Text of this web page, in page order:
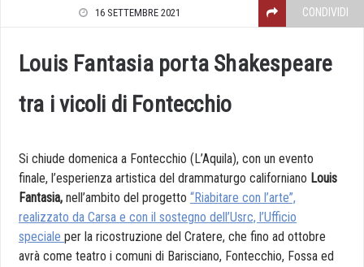
16 SETTEMBRE 2021 CONDIVIDI
Louis Fantasia porta Shakespeare
tra i vicoli di Fontecchio
Si chiude domenica a Fontecchio (L’Aquila), con un evento
finale, l’esperienza artistica del drammaturgo californiano Louis
Fantasia, nell’ambito del progetto “Riabitare con l’arte”,
realizzato da Carsa e con il sostegno dell’Usrc, l’Ufficio
speciale per la ricostruzione del Cratere, che fino ad ottobre
avrà come teatro i comuni di Barisciano, Fontecchio, Fossa ed